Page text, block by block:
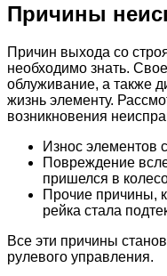
Причины
Причин выхода со
необходимо знать.
облуживание, а также
жизнь элементу.
возникновения
Износ элементов
Повреждение
пришелся в
Прочие причины,
рейка стала
Все эти причины
рулевого управления.